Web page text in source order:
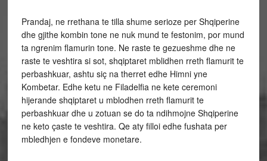
Prandaj, ne rrethana te tilla shume serioze per Shqiperine
dhe gjithe kombin tone ne nuk mund te festonim, por mund
ta ngrenim flamurin tone. Ne raste te gezueshme dhe ne
raste te veshtira si sot, shqiptaret mblidhen rreth flamurit te
perbashkuar, ashtu siç na therret edhe Himni yne
Kombetar. Edhe ketu ne Filadelfia ne kete ceremoni
hijerande shqiptaret u mblodhen rreth flamurit te
perbashkuar dhe u zotuan se do ta ndihmojne Shqiperine
ne keto çaste te veshtira. Qe aty filloi edhe fushata per
mbledhjen e fondeve monetare.